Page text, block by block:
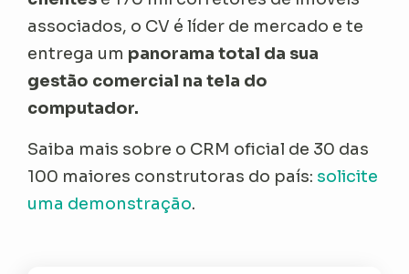
associados, o CV é líder de mercado e te
entrega um panorama total da sua
gestão comercial na tela do
computador.
Saiba mais sobre o CRM oficial de 30 das
100 maiores construtoras do país: solicite
uma demonstração.